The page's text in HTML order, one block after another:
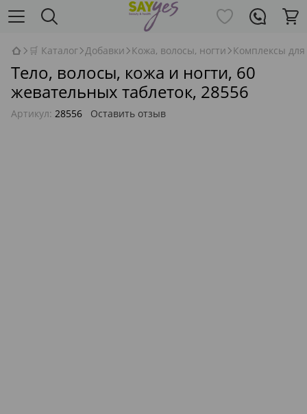
🛒 Каталог Добавки Кожа, волосы, ногти Комплексы для
Тело, волосы, кожа и ногти, 60
жевательных таблеток, 28556
Артикул: 28556 Оставить отзыв